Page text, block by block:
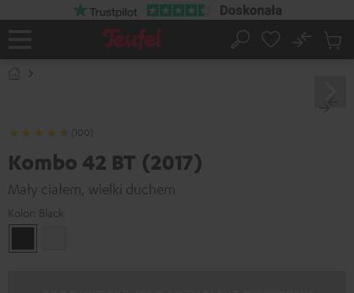
Strona
Szukaj
No
(100)
Kombo 42 BT (2017)
Mały ciałem, wielki duchem
Kolor: Black